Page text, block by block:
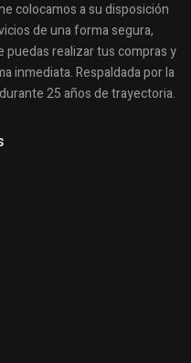
colocamos a su disposición
de una forma segura,
puedas realizar tus compras y
inmediata. Respaldada por la
25 años de trayectoria.